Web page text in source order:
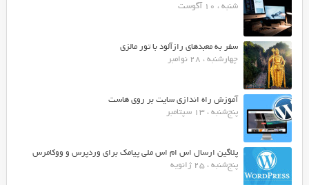
شنبه ، 10 آگوست
سفر به معبدهای رازآلود با تور مالزی
چهارشنبه ، 28 نوامبر
آموزش راه اندازی سایت بر روی هاست
پنج‌شنبه ، 13 سپتامبر
پلاگین ارسال اس ام اس ملی پیامک برای وردپرس و ووکامرس
پنج‌شنبه ، 25 ژانویه